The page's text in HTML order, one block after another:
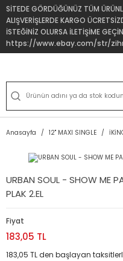
SİTEDE GÖRDÜĞÜNÜZ TÜM
ALIŞVERİŞLERDE KARGO
İSTEĞİNİZ OLURSA İLETİŞİME
https://www.ebay.com/str/
Anasayfa 12'' MAXI SINGLE
URBAN SOUL - SHOW ME
PLAK 2.EL
Fiyat
183,05 TL
183,05 TL den başlayan